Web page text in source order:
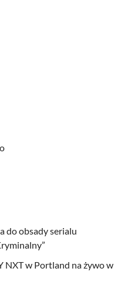
do obsady serialu
NXT w Portland na żywo w